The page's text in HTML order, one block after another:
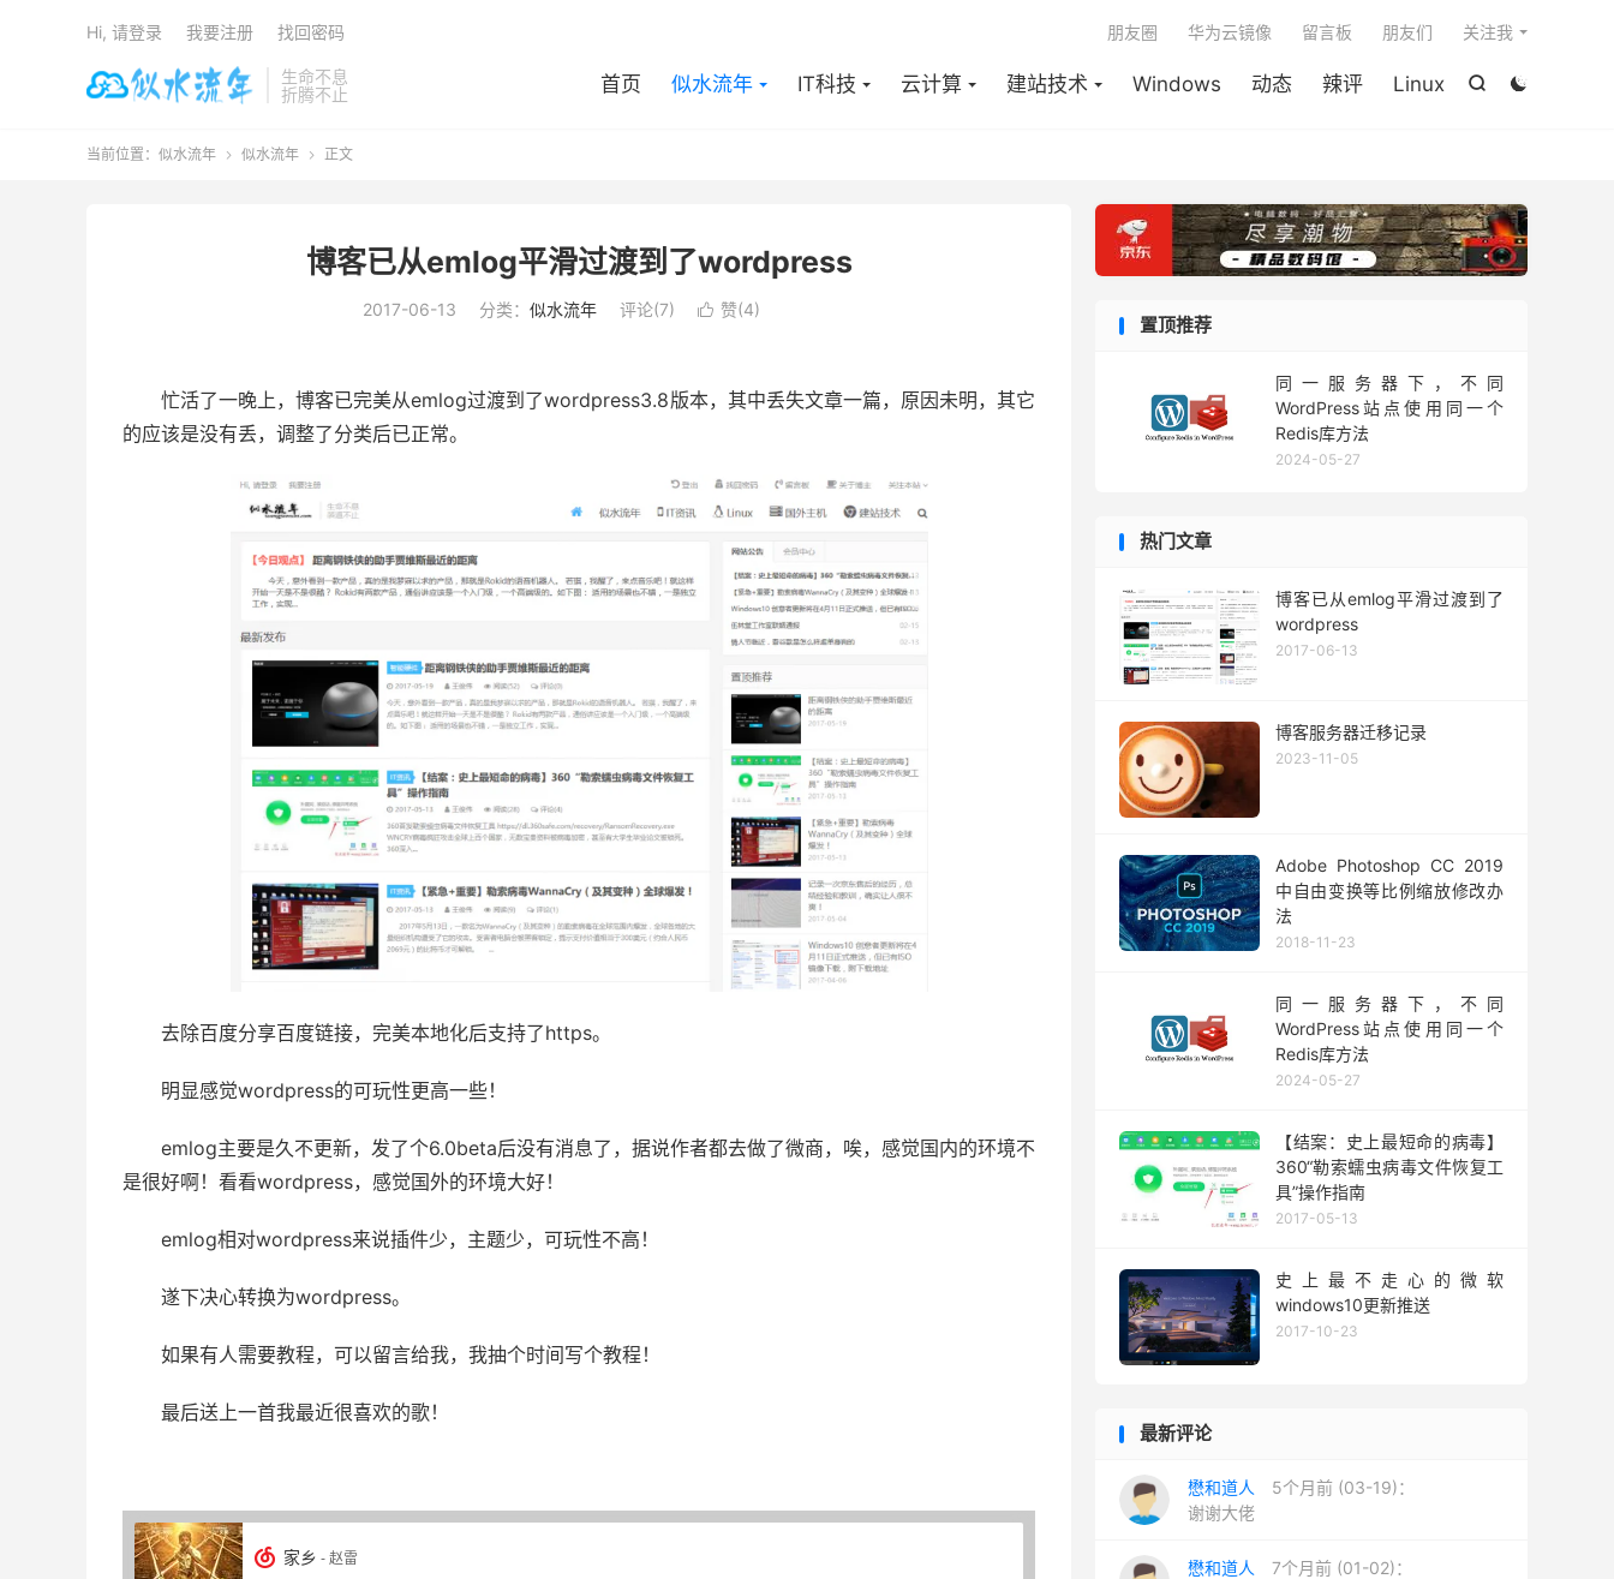
生命不息
折腾不止


首页 似水流年 IT科技 云计算 建站技术 Windows 动态 辣评 Linux
朋友圈 华为云镜像 留言板 朋友们 关注我
Hi, 请登录 我要注册 找回密码
当前位置： 似水流年  似水流年  正文
博客已从emlog平滑过渡到了wordpress
2017-06-13 分类： 似水流年 评论(7)  赞(4)
忙活了一晚上，博客已完美从emlog过渡到了wordpress3.8版本，其中丢失文章一篇，原因未明，其它
的应该是没有丢，调整了分类后已正常。
去除百度分享百度链接，完美本地化后支持了https。
明显感觉wordpress的可玩性更高一些！
emlog主要是久不更新，发了个6.0beta后没有消息了，据说作者都去做了微商，唉，感觉国内的环境不
是很好啊！看看wordpress，感觉国外的环境大好！
emlog相对wordpress来说插件少，主题少，可玩性不高！
遂下决心转换为wordpress。
如果有人需要教程，可以留言给我，我抽个时间写个教程！
最后送上一首我最近很喜欢的歌！
置顶推荐
同一服务器下，不同
WordPress站点使用同一个
Redis库方法
2024-05-27
热门文章
博客已从emlog平滑过渡到了
wordpress
2017-06-13
博客服务器迁移记录
2023-11-05
Adobe Photoshop CC 2019
中自由变换等比例缩放修改办
法
2018-11-23
同一服务器下，不同
WordPress站点使用同一个
Redis库方法
2024-05-27
【结案：史上最短命的病毒】
360“勒索蠕虫病毒文件恢复工
具”操作指南
2017-05-13
史上最不走心的微软
windows10更新推送
2017-10-23
最新评论
懋和道人
5个月前 (03-19)：
谢谢大佬
懋和道人
7个月前 (01-02)：